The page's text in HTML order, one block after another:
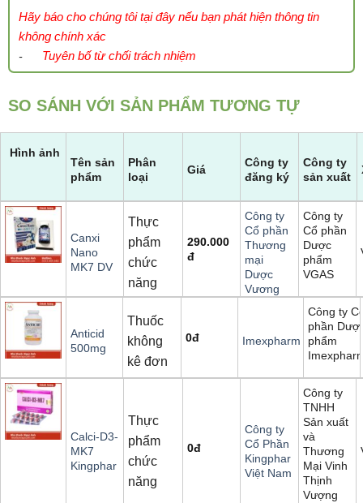
Hãy báo cho chúng tôi tại đây nếu bạn phát hiện thông tin
không chính xác
- Tuyên bố từ chối trách nhiệm
SO SÁNH VỚI SẢN PHẨM TƯƠNG TỰ
Hình ảnh
Tên sản
phẩm
Phân
loại
Giá
Công ty
đăng ký
Công ty
sản xuất
Canxi
Nano
MK7 DV
Thực
phẩm
chức
năng
290.000
đ
Công ty
Cổ phần
Thương
mại
Dược
Vương
Công ty
Cổ phần
Dược
phẩm
VGAS
Anticid
500mg
Thuốc
không
kê đơn
0đ Imexpharm
Công ty
phần
phẩm
Calci-D3-
MK7
Kingphar
Thực
phẩm
chức
năng
0đ
Công ty
Cổ Phần
Kingphar
Việt Nam
Công ty
TNHH
Sản xuất
và
Thương
Mại Vinh
Thịnh
Vượng